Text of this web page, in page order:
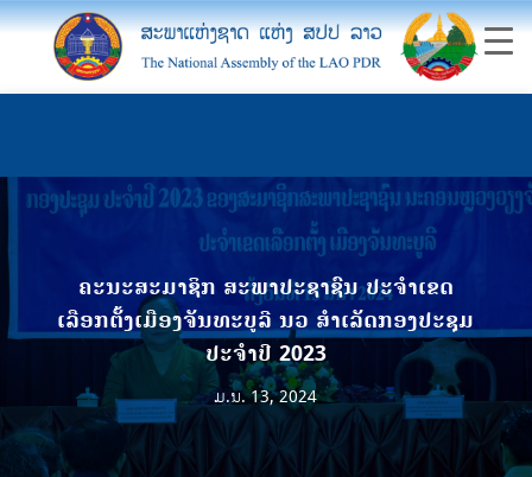
ຄະນະສະມາຊິກ ສະພາປະຊາຊົນ ປະຈຳເຂດ
ເລືອກຕັ້ງເມືອງຈັນທະບູລີ ນວ ສຳເລັດກອງປະຊຸມ
ປະຈຳປີ 2023
ມ.ນ. 13, 2024